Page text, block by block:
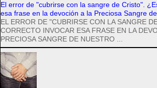
El error de "cubrirse con la sangre de Cristo".
esa frase en la devoción a la Preciosa Sangre
EL ERROR DE "CUBRIRSE CON LA SANGRE
CORRECTO INVOCAR ESA FRASE EN LA
PRECIOSA SANGRE DE NUESTRO ...